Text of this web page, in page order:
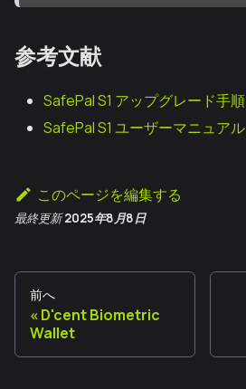
参考文献
SafePal S1 アップグレード手順
SafePal S1 ユーザーマニュアル
このページを編集する
最終更新 2025年8月8日
前へ
D'cent Biometric
Wallet